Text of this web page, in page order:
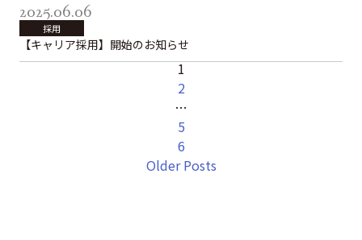
2025.06.06
採用
【キャリア採用】開始のお知らせ
1
2
…
5
6
Older Posts